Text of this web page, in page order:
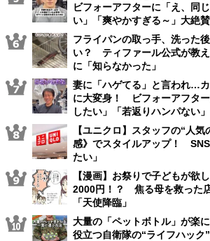
ビフォーアフターに「え、同
い」「爽やかすぎる～」大絶
フライパンの取っ手、洗った
い？ ティファール公式が教
に「知らなかった」
妻に「ハゲてる」と言われ…
に大変身！ ビフォーアフタ
したい」「若返りハンパない」
【ユニクロ】スタッフの“人
感》でスタイルアップ！
たい」
【漫画】お祭りで子どもが欲
2000円！？ 焦る母を救った
「天使降臨」
大量の「ペットボトル」が楽
役立つ自衛隊の“ライフハック